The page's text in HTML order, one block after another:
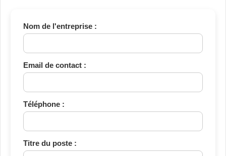
Nom de l'entreprise :
Email de contact :
Téléphone :
Titre du poste :